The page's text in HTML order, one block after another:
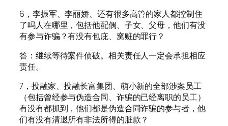
6，李振军、李丽娇、还有很多高管的家人都控制住
了吗人在哪里，包括他配偶、子女、父母，他们有没
有参与诈骗？有没有包庇、窝赃的罪行？
答：继续等待案件侦破。相关责任人一定会承担相应
责任。
7，投融家、投融长富集团、萌小新的全部涉案员工
（包括曾经参与伪造合同、诈骗的已经离职的员工）
有没有都抓到，他们都是伪造合同诈骗的参与者，他
们有没有清退所有非法所得的脏款？